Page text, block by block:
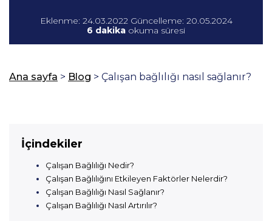
Eklenme: 24.03.2022 Güncelleme: 20.05.2024
6 dakika okuma süresi
Ana sayfa > Blog > Çalışan bağlılığı nasıl sağlanır?
İçindekiler
Çalışan Bağlılığı Nedir?
Çalışan Bağlılığını Etkileyen Faktörler Nelerdir?
Çalışan Bağlılığı Nasıl Sağlanır?
Çalışan Bağlılığı Nasıl Artırılır?